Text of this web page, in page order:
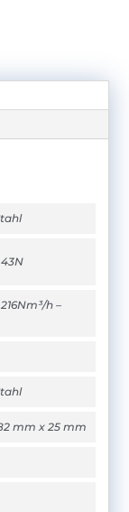
43N
h –
mm x 25 mm